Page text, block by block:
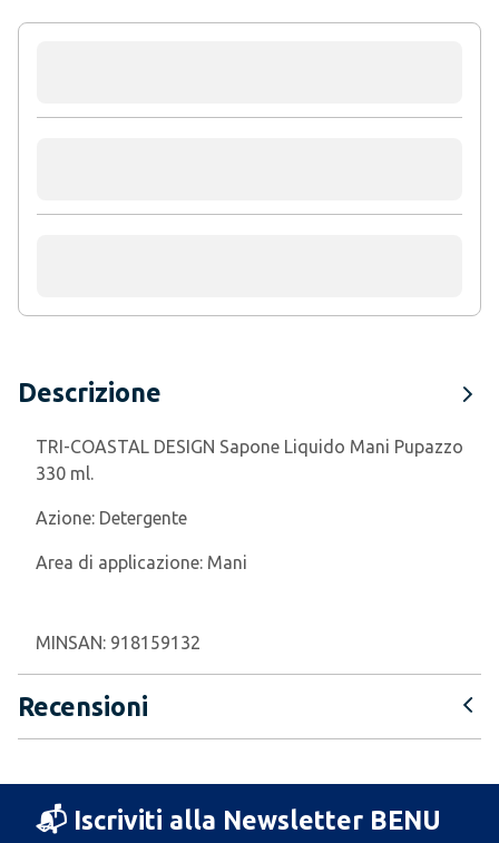
Descrizione
TRI-COASTAL DESIGN Sapone Liquido Mani Pupazzo
330 ml.
Azione: Detergente
Area di applicazione: Mani
MINSAN: 918159132
Recensioni
📬 Iscriviti alla Newsletter BENU